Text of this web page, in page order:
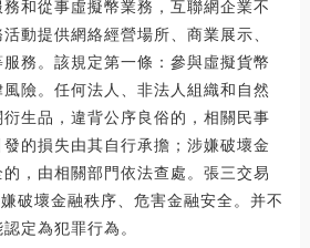
和從事虛擬幣業務，互聯網企業不
動提供網絡經營場所、商業展示、
務。該規定第一條：參與虛擬貨幣
險。任何法人、非法人組織和自然
生品，違背公序良俗的，相關民事
的損失由其自行承擔；涉嫌破壞金
，由相關部門依法查處。張三交易
破壞金融秩序、危害金融安全。并不
定為犯罪行為。